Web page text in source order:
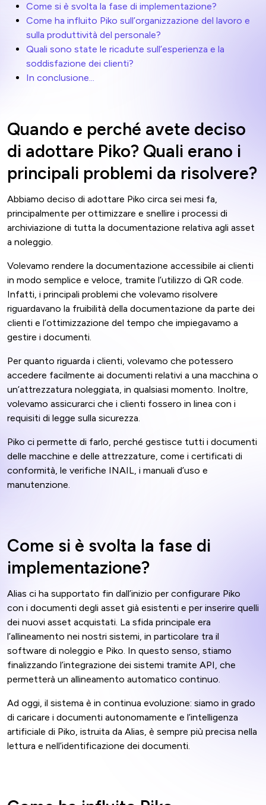
Come si è svolta la fase di implementazione?
Come ha influito Piko sull’organizzazione del lavoro e
sulla produttività del personale?
Quali sono state le ricadute sull’esperienza e la
soddisfazione dei clienti?
In conclusione...
Quando e perché avete deciso
di adottare Piko? Quali erano i
principali problemi da risolvere?
Abbiamo deciso di adottare Piko circa sei mesi fa,
principalmente per ottimizzare e snellire i processi di
archiviazione di tutta la documentazione relativa agli asset
a noleggio.
Volevamo rendere la documentazione accessibile ai clienti
in modo semplice e veloce, tramite l’utilizzo di QR code.
Infatti, i principali problemi che volevamo risolvere
riguardavano la fruibilità della documentazione da parte dei
clienti e l’ottimizzazione del tempo che impiegavamo a
gestire i documenti.
Per quanto riguarda i clienti, volevamo che potessero
accedere facilmente ai documenti relativi a una macchina o
un’attrezzatura noleggiata, in qualsiasi momento. Inoltre,
volevamo assicurarci che i clienti fossero in linea con i
requisiti di legge sulla sicurezza.
Piko ci permette di farlo, perché gestisce tutti i documenti
delle macchine e delle attrezzature, come i certificati di
conformità, le verifiche INAIL, i manuali d’uso e
manutenzione.
Come si è svolta la fase di
implementazione?
Alias ci ha supportato fin dall’inizio per configurare Piko
con i documenti degli asset già esistenti e per inserire quelli
dei nuovi asset acquistati. La sfida principale era
l’allineamento nei nostri sistemi, in particolare tra il
software di noleggio e Piko. In questo senso, stiamo
finalizzando l’integrazione dei sistemi tramite API, che
permetterà un allineamento automatico continuo.
Ad oggi, il sistema è in continua evoluzione: siamo in grado
di caricare i documenti autonomamente e l’intelligenza
artificiale di Piko, istruita da Alias, è sempre più precisa nella
lettura e nell’identificazione dei documenti.